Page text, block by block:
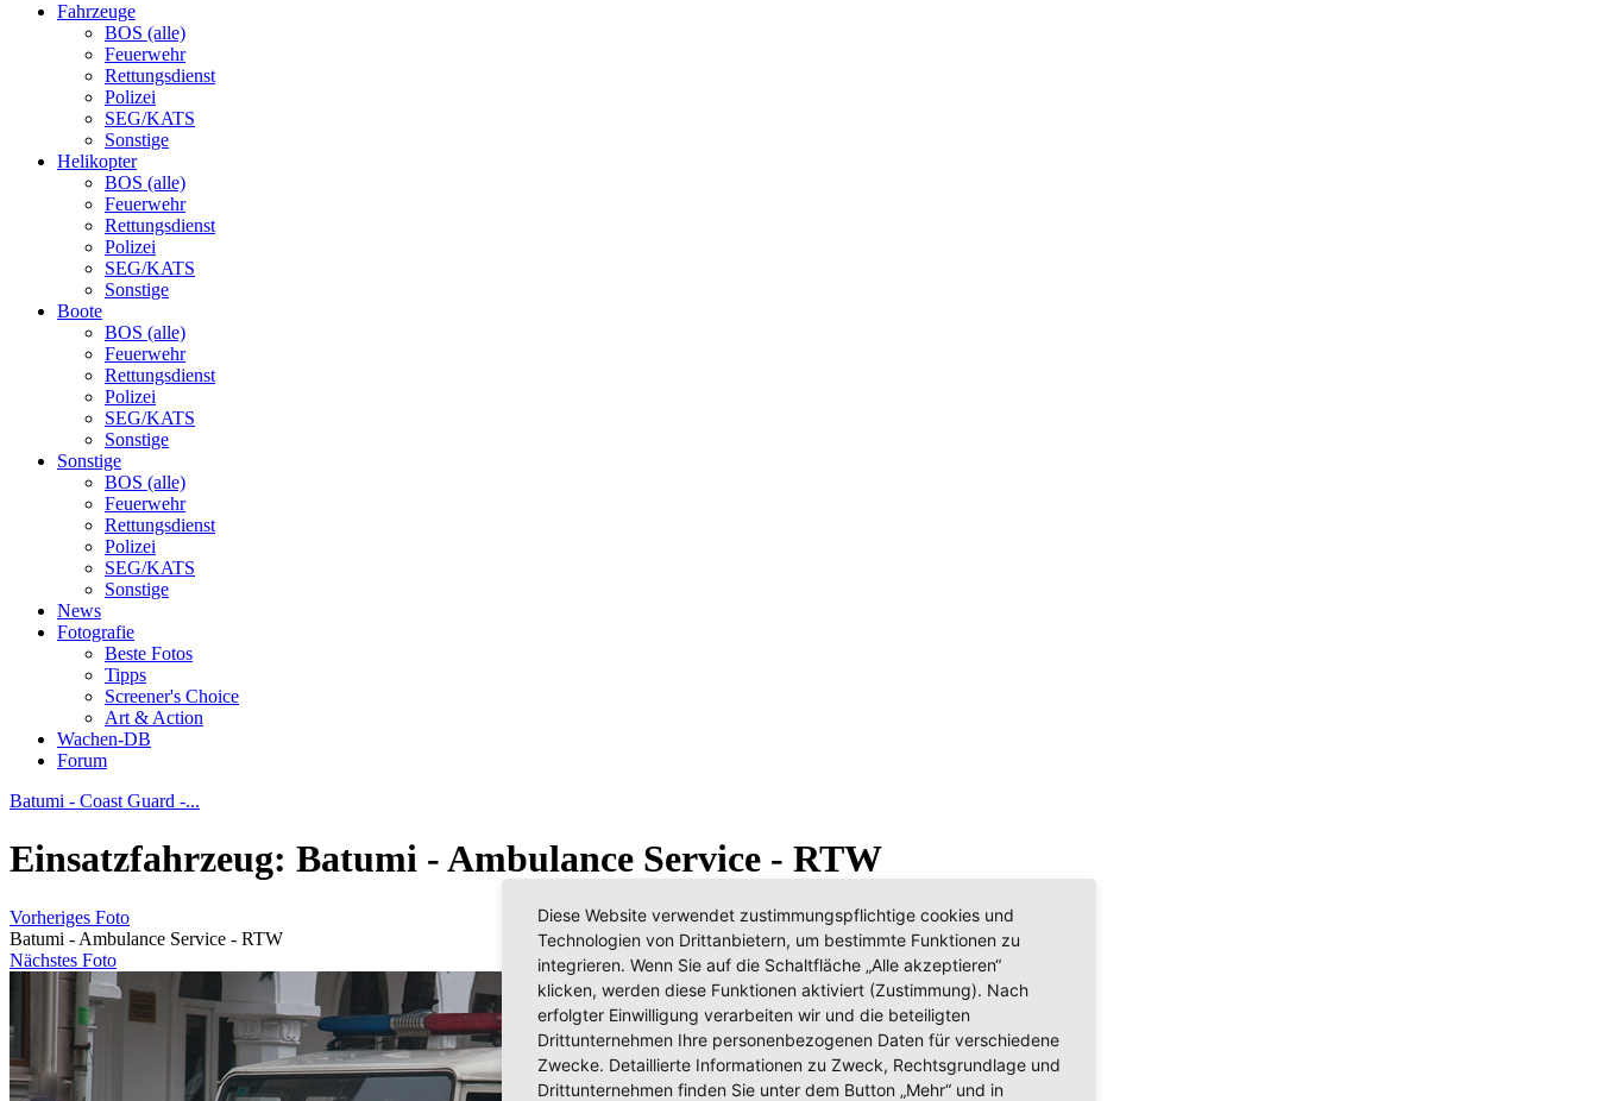
Fahrzeuge
BOS (alle)
Feuerwehr
Rettungsdienst
Polizei
SEG/KATS
Sonstige
Helikopter
BOS (alle)
Feuerwehr
Rettungsdienst
Polizei
SEG/KATS
Sonstige
Boote
BOS (alle)
Feuerwehr
Rettungsdienst
Polizei
SEG/KATS
Sonstige
Sonstige
BOS (alle)
Feuerwehr
Rettungsdienst
Polizei
SEG/KATS
Sonstige
News
Fotografie
Beste Fotos
Tipps
Screener's Choice
Art & Action
Wachen-DB
Forum
Batumi - Coast Guard -...
Einsatzfahrzeug: Batumi - Ambulance Service - RTW
Vorheriges Foto
Batumi - Ambulance Service - RTW
Nächstes Foto
Diese Website verwendet zustimmungspflichtige cookies und
Technologien von Drittanbietern, um bestimmte Funktionen zu
integrieren. Wenn Sie auf die Schaltfläche „Alle akzeptieren“
klicken, werden diese Funktionen aktiviert (Zustimmung). Nach
erfolgter Einwilligung verarbeiten wir und die beteiligten
Drittunternehmen Ihre personenbezogenen Daten für verschiedene
Zwecke. Detaillierte Informationen zu Zweck, Rechtsgrundlage und
Drittunternehmen finden Sie unter dem Button „Mehr“ und in